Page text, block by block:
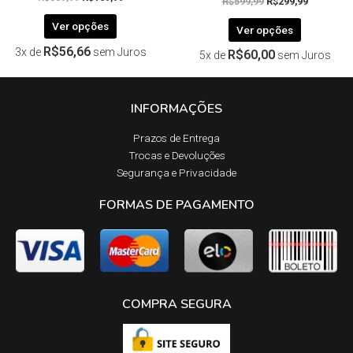
Ver opções
3x de R$56,66 sem Juros
Ver opções
5x de R$60,00 sem Juros
INFORMAÇÕES
Prazos de Entrega​
Trocas e Devoluções​
Segurança e Privacidade
FORMAS DE PAGAMENTO
COMPRA SEGURA